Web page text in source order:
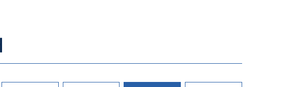
주요 업무사례